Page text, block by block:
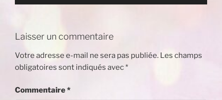
Laisser un commentaire
Votre adresse e-mail ne sera pas publiée. Les champs
obligatoires sont indiqués avec*
Commentaire*